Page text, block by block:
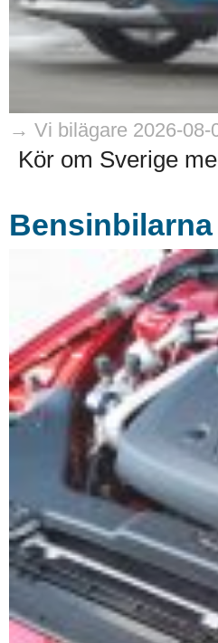
→ Vi bilägare 2026-08-
Kör om Sverige